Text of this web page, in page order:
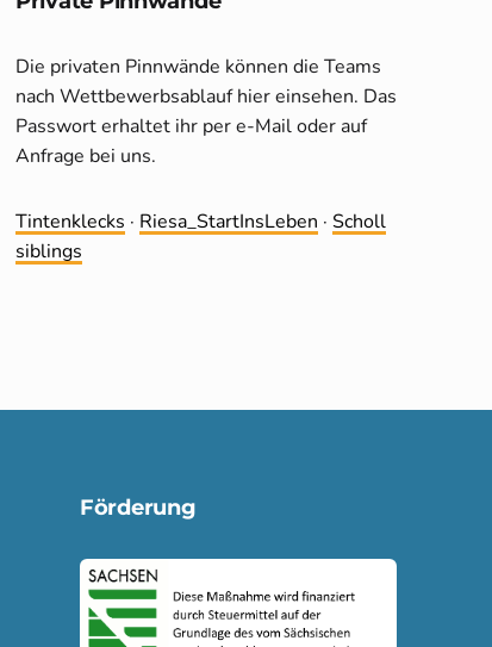
Die privaten Pinnwände können die Teams
nach Wettbewerbsablauf hier einsehen. Das
Passwort erhaltet ihr per e-Mail oder auf
Anfrage bei uns.
Tintenklecks · Riesa_StartInsLeben · Scholl
siblings
Förderung